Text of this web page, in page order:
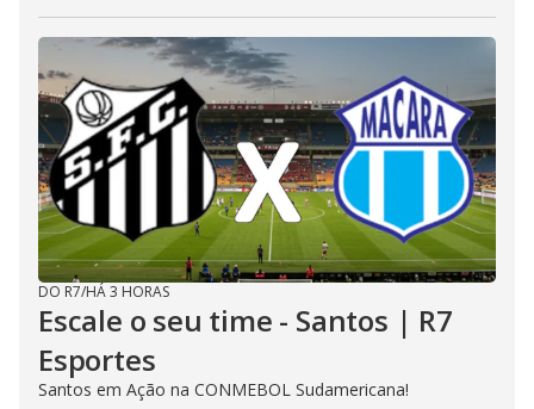
DO R7/HÁ 3 HORAS
Escale o seu time - Santos | R7
Esportes
Santos em Ação na CONMEBOL Sudamericana!